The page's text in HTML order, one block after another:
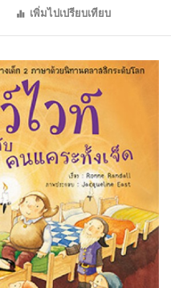
เพิ่มไปเปรียบเทียบ